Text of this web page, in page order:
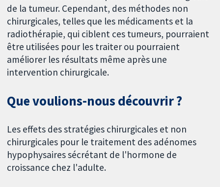
de la tumeur. Cependant, des méthodes non
chirurgicales, telles que les médicaments et la
radiothérapie, qui ciblent ces tumeurs, pourraient
être utilisées pour les traiter ou pourraient
améliorer les résultats même après une
intervention chirurgicale.
Que voulions-nous découvrir ?
Les effets des stratégies chirurgicales et non
chirurgicales pour le traitement des adénomes
hypophysaires sécrétant de l'hormone de
croissance chez l'adulte.